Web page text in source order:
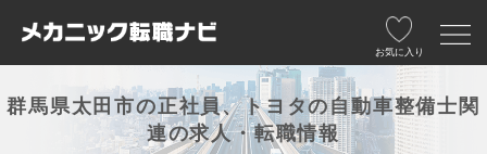
お気に入り
群馬県太田市の正社員、トヨタの自動車整備士関
連の求人・転職情報